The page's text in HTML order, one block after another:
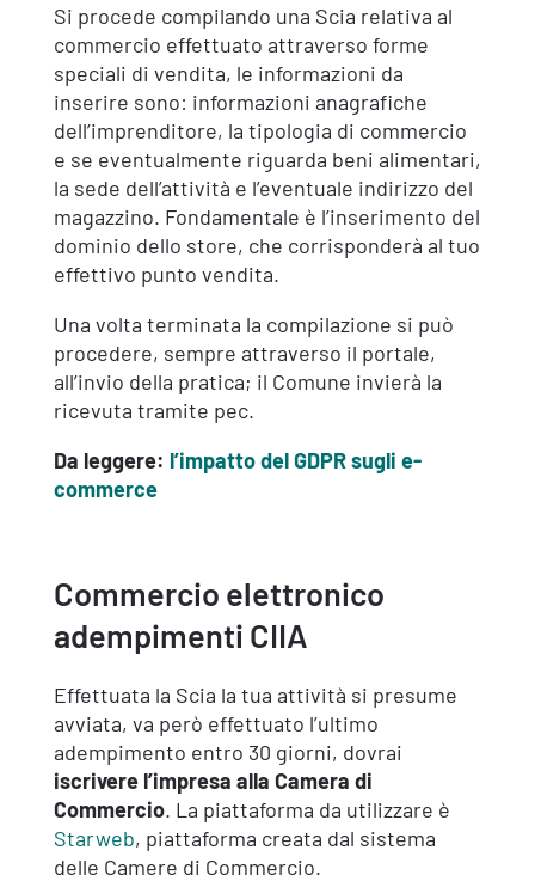
Si procede compilando una Scia relativa al
commercio effettuato attraverso forme
speciali di vendita, le informazioni da
inserire sono: informazioni anagrafiche
dell’imprenditore, la tipologia di commercio
e se eventualmente riguarda beni alimentari,
la sede dell’attività e l’eventuale indirizzo del
magazzino. Fondamentale è l’inserimento del
dominio dello store, che corrisponderà al tuo
effettivo punto vendita.
Una volta terminata la compilazione si può
procedere, sempre attraverso il portale,
all’invio della pratica; il Comune invierà la
ricevuta tramite pec.
Da leggere: l’impatto del GDPR sugli e-
commerce
Commercio elettronico
adempimenti CIIA
Effettuata la Scia la tua attività si presume
avviata, va però effettuato l’ultimo
adempimento entro 30 giorni, dovrai
iscrivere l’impresa alla Camera di
Commercio. La piattaforma da utilizzare è
Starweb, piattaforma creata dal sistema
delle Camere di Commercio.